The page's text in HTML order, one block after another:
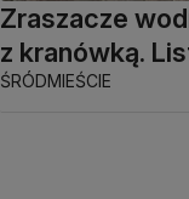
Zraszacze
z kranówką.
ŚRÓDMIEŚCIE